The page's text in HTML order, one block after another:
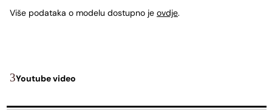
Više podataka o modelu dostupno je ovdje.
Youtube video